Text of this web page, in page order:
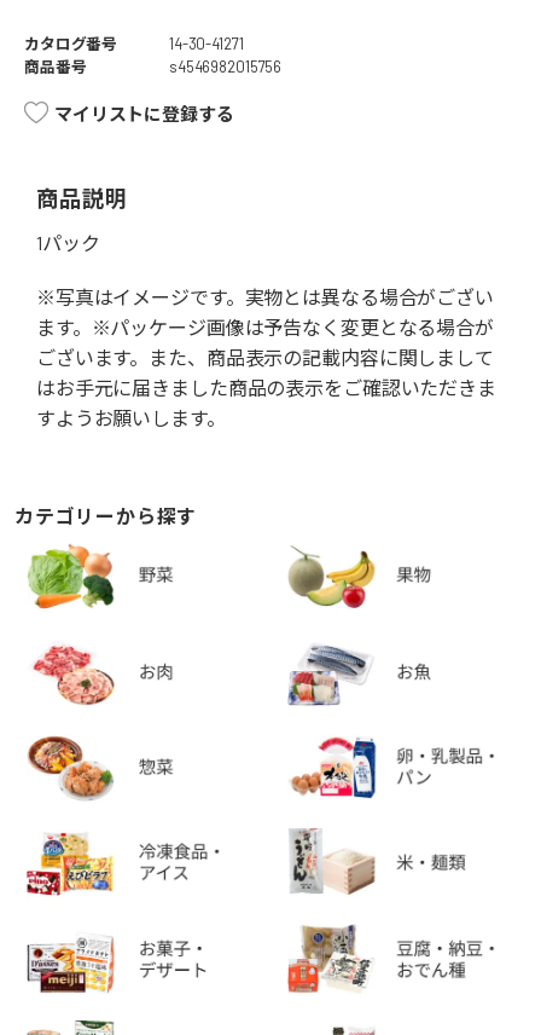
カタログ番号
14-30-41271
商品番号
s4546982015756
マイリストに登録する
商品説明
1パック
※写真はイメージです。実物とは異なる場合がござい
ます。※パッケージ画像は予告なく変更となる場合が
ございます。また、商品表示の記載内容に関しまして
はお手元に届きました商品の表示をご確認いただきま
すようお願いします。
カテゴリーから探す